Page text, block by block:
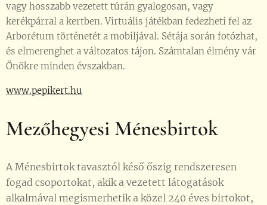
vagy hosszabb vezetett túrán gyalogosan, vagy
kerékpárral a kertben. Virtuális játékban fedezheti fel az
Arborétum történetét a mobiljával. Sétája során fotózhat,
és elmerenghet a változatos tájon. Számtalan élmény vár
Önökre minden évszakban.
www.pepikert.hu
Mezőhegyesi Ménesbirtok
A Ménesbirtok tavasztól késő őszig rendszeresen
fogad csoportokat, akik a vezetett látogatások
alkalmával megismerhetik a közel 240 éves birtokot,